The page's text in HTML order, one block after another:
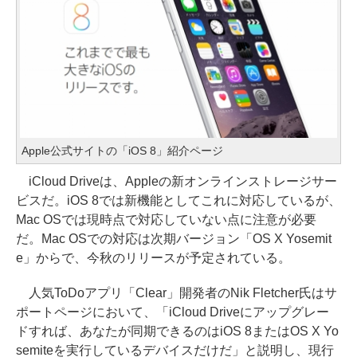
Apple公式サイトの「iOS 8」紹介ページ
iCloud Driveは、Appleの新オンラインストレージサー
ビスだ。iOS 8では新機能としてこれに対応しているが、
Mac OSでは現時点で対応していない点に注意が必要
だ。Mac OSでの対応は次期バージョン「OS X Yosemit
e」からで、今秋のリリースが予定されている。
人気ToDoアプリ「Clear」開発者のNik Fletcher氏はサ
ポートページにおいて、「iCloud Driveにアップグレー
ドすれば、あなたが同期できるのはiOS 8またはOS X Yo
semiteを実行しているデバイスだけだ」と説明し、現行